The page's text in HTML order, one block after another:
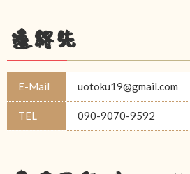
連絡先
E-Mail uotoku19@gmail.com
TEL 090-9070-9592